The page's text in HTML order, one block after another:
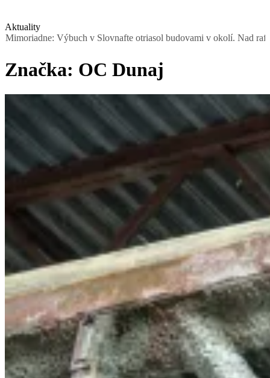
Aktuality
Výbuch v Slovnafte otriasol budovami v okolí. Nad rafinériou
Značka: OC Dunaj